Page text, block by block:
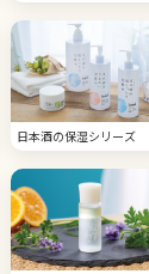
日本酒の保湿シリーズ